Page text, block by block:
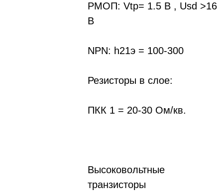
PMOП: Vtp= 1.5 B , Usd >16
В
NPN: h21э = 100-300
Резисторы в слое:
ПКК 1 = 20-30 Ом/кв.
Высоковольтные
транзисторы